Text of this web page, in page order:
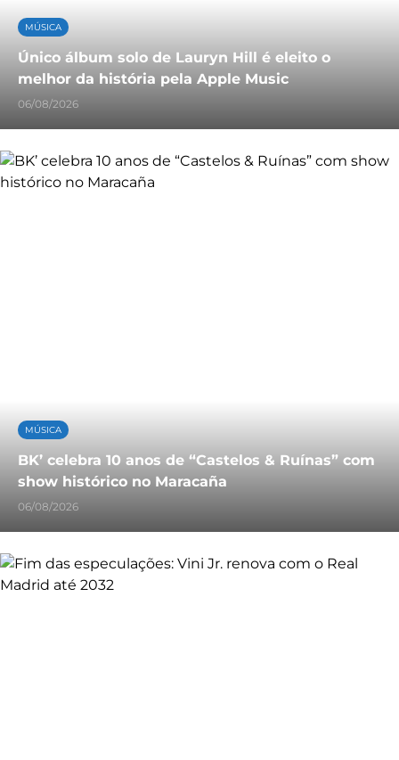
MÚSICA
Único álbum solo de Lauryn Hill é eleito o
melhor da história pela Apple Music
06/08/2026
MÚSICA
BK’ celebra 10 anos de “Castelos & Ruínas” com
show histórico no Maracaña
06/08/2026